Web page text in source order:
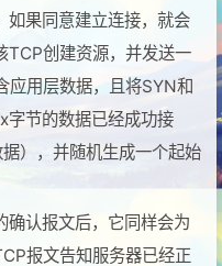
如果同意建立连接，就会
TCP创建资源，并发送一
应用层数据，且将SYN和
字节的数据已经成功接
），并随机生成一个起始
确认报文后，它同样会为
报文告知服务器已经正